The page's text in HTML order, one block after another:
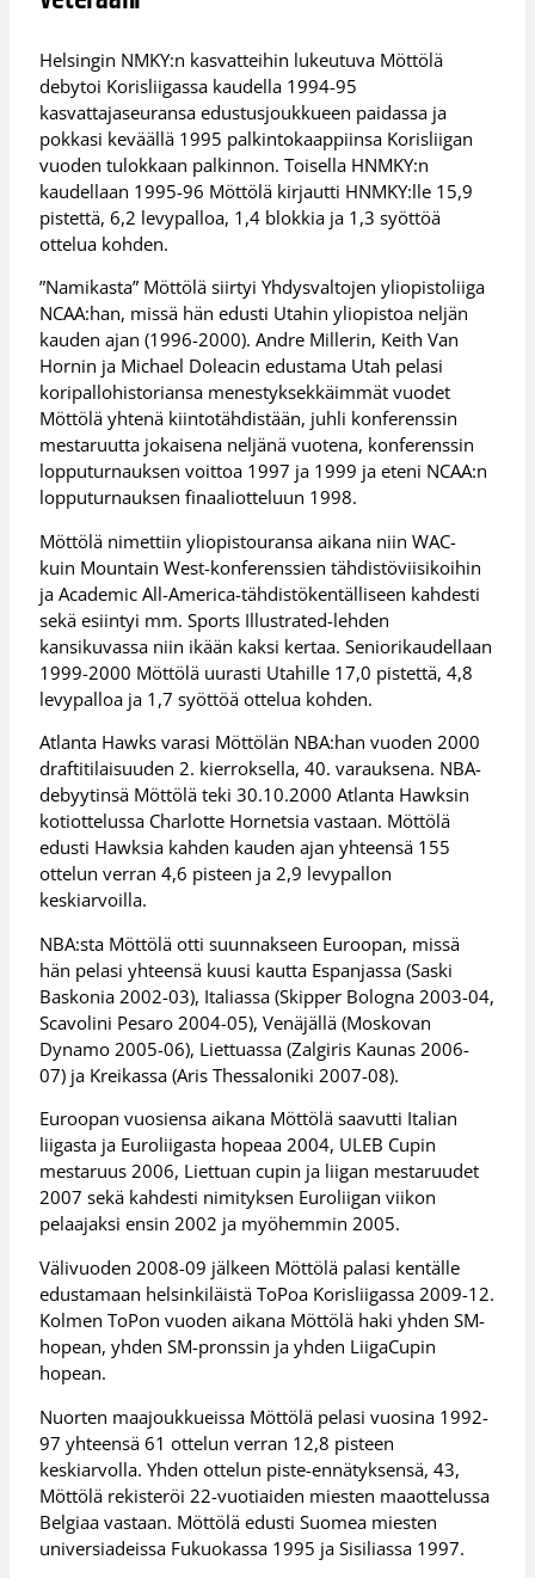
Helsingin NMKY:n kasvatteihin lukeutuva Möttölä
debytoi Korisliigassa kaudella 1994-95
kasvattajaseuransa edustusjoukkueen paidassa ja
pokkasi keväällä 1995 palkintokaappiinsa Korisliigan
vuoden tulokkaan palkinnon. Toisella HNMKY:n
kaudellaan 1995-96 Möttölä kirjautti HNMKY:lle 15,9
pistettä, 6,2 levypalloa, 1,4 blokkia ja 1,3 syöttöä
ottelua kohden.
”Namikasta” Möttölä siirtyi Yhdysvaltojen yliopistoliiga
NCAA:han, missä hän edusti Utahin yliopistoa neljän
kauden ajan (1996-2000). Andre Millerin, Keith Van
Hornin ja Michael Doleacin edustama Utah pelasi
koripallohistoriansa menestyksekkäimmät vuodet
Möttölä yhtenä kiintotähdistään, juhli konferenssin
mestaruutta jokaisena neljänä vuotena, konferenssin
lopputurnauksen voittoa 1997 ja 1999 ja eteni NCAA:n
lopputurnauksen finaaliotteluun 1998.
Möttölä nimettiin yliopistouransa aikana niin WAC-
kuin Mountain West-konferenssien tähdistöviisikoihin
ja Academic All-America-tähdistökentälliseen kahdesti
sekä esiintyi mm. Sports Illustrated-lehden
kansikuvassa niin ikään kaksi kertaa. Seniorikaudellaan
1999-2000 Möttölä uurasti Utahille 17,0 pistettä, 4,8
levypalloa ja 1,7 syöttöä ottelua kohden.
Atlanta Hawks varasi Möttölän NBA:han vuoden 2000
draftitilaisuuden 2. kierroksella, 40. varauksena. NBA-
debyytinsä Möttölä teki 30.10.2000 Atlanta Hawksin
kotiottelussa Charlotte Hornetsia vastaan. Möttölä
edusti Hawksia kahden kauden ajan yhteensä 155
ottelun verran 4,6 pisteen ja 2,9 levypallon
keskiarvoilla.
NBA:sta Möttölä otti suunnakseen Euroopan, missä
hän pelasi yhteensä kuusi kautta Espanjassa (Saski
Baskonia 2002-03), Italiassa (Skipper Bologna 2003-04,
Scavolini Pesaro 2004-05), Venäjällä (Moskovan
Dynamo 2005-06), Liettuassa (Zalgiris Kaunas 2006-
07) ja Kreikassa (Aris Thessaloniki 2007-08).
Euroopan vuosiensa aikana Möttölä saavutti Italian
liigasta ja Euroliigasta hopeaa 2004, ULEB Cupin
mestaruus 2006, Liettuan cupin ja liigan mestaruudet
2007 sekä kahdesti nimityksen Euroliigan viikon
pelaajaksi ensin 2002 ja myöhemmin 2005.
Välivuoden 2008-09 jälkeen Möttölä palasi kentälle
edustamaan helsinkiläistä ToPoa Korisliigassa 2009-12.
Kolmen ToPon vuoden aikana Möttölä haki yhden SM-
hopean, yhden SM-pronssin ja yhden LiigaCupin
hopean.
Nuorten maajoukkueissa Möttölä pelasi vuosina 1992-
97 yhteensä 61 ottelun verran 12,8 pisteen
keskiarvolla. Yhden ottelun piste-ennätyksensä, 43,
Möttölä rekisteröi 22-vuotiaiden miesten maaottelussa
Belgiaa vastaan. Möttölä edusti Suomea miesten
universiadeissa Fukuokassa 1995 ja Sisiliassa 1997.